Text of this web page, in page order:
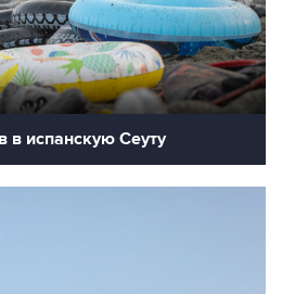
в испанскую Сеуту